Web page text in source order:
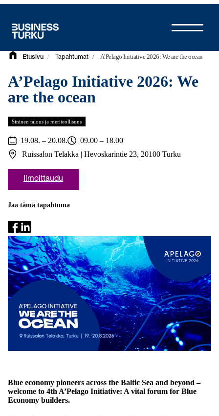
Etusivu / Tapahtumat / A’Pelago Initiative 2026: We are the ocean
A’Pelago Initiative 2026: We
are the ocean
Sininen talous ja meriteollisuus
19.08. – 20.08.
09.00 – 18.00
Ruissalon Telakka | Hevoskarintie 23, 20100 Turku
Ilmoittaudu
Jaa tämä tapahtuma
Blue economy pioneers across the Baltic Sea and beyond –
welcome to 4th A’Pelago Initiative: A vital forum for Blue
Economy builders.